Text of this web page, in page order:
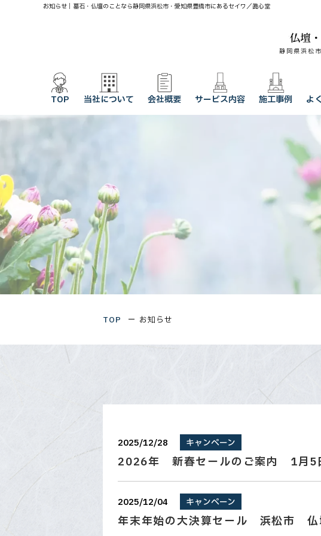
お知らせ｜墓石・仏壇のことなら静岡県浜松市・愛知県豊橋市にあるセイワ／眞心堂
静岡県浜松
TOP 当社について 会社概要 サービス内容 施工事例 よ
TOP お知らせ
2025/12/28 キャンペーン
2026年 新春セールのご案内 1月5
2025/12/04 キャンペーン
年末年始の大決算セール 浜松市 仏